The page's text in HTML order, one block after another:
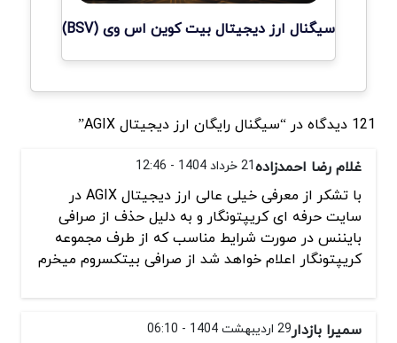
سیگنال ارز دیجیتال بیت کوین اس وی (BSV)
121 دیدگاه در “سیگنال رایگان ارز دیجیتال AGIX”
غلام رضا احمدزاده21 خرداد 1404 - 12:46
با تشکر از معرفی خیلی عالی ارز دیجیتال AGIX در
سایت حرفه ای کریپتونگار و به دلیل حذف از صرافی
بایننس در صورت شرایط مناسب که از طرف مجموعه
کریپتونگار اعلام خواهد شد از صرافی بیتکسروم میخرم
سمیرا بازدار29 اردیبهشت 1404 - 06:10